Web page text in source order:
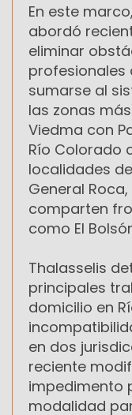
En este
abordó
eliminar
profesionales
sumarse al
las zonas
Viedma con
Río Colorado
localidades
General
comparten
como El
Thalasselis
principales
domicilio en
en dos
reciente
impedimento
modalidad